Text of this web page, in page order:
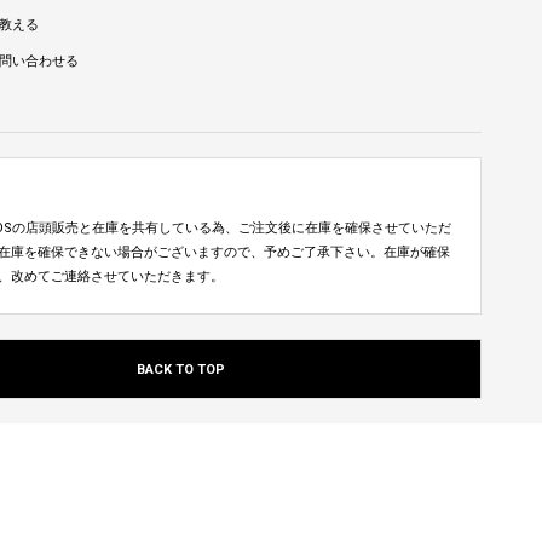
える
い合わせる
の店頭販売と在庫を共有している為、ご注文後に在庫を確保させていただ
庫を確保できない場合がございますので、予めご了承下さい。在庫が確保
改めてご連絡させていただきます。
BACK TO TOP